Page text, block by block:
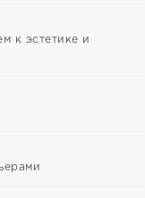
к эстетике и